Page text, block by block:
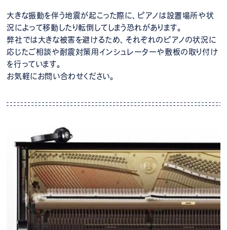
大きな振動を伴う地震が起こった際に、ピアノは設置場所や状
況によって移動したり転倒してしまう恐れがあります。
弊社では大きな被害を避けるため、それぞれのピアノの状況に
応じたご相談や耐震対策用インシュレーターや敷板の取り付け
を行っています。
お気軽にお問い合わせください。